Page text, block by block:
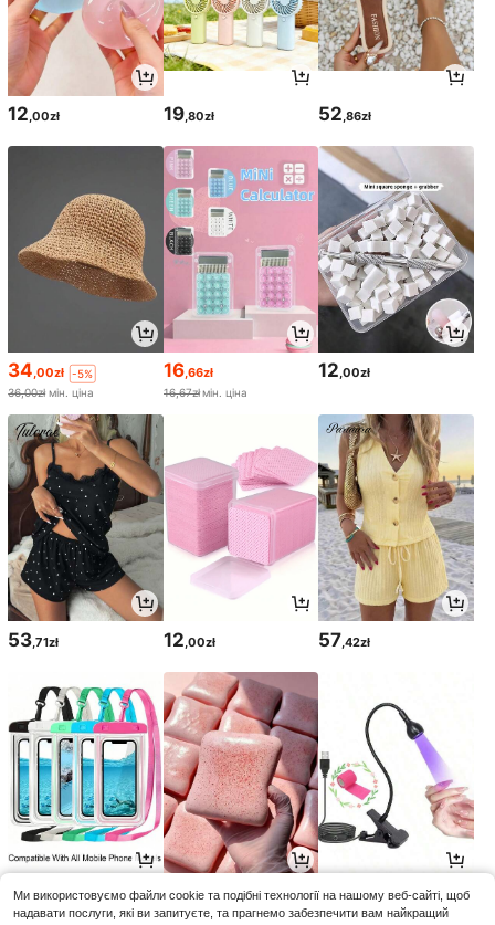
12,00zł 19,80zł 52,86zł
34,00zł
-5%
36,00zł мін. ціна
16,66zł
16,67złмін. ціна
12,00zł
53 ,71zł 12 ,00zł 57 ,42zł
13,00zł 12,00zł 14,85zł
Ми використовуємо файли cookie та подібні технології на нашому веб-сайті, щоб
надавати послуги, які ви запитуєте, та прагнемо забезпечити вам найкращий